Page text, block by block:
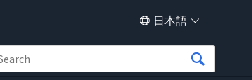
日本語